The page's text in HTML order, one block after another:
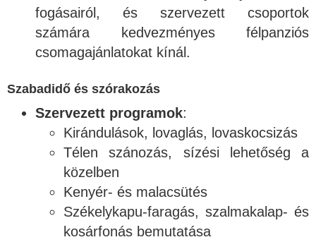
fogásairól, és szervezett csoportok
számára kedvezményes félpanziós
csomagajánlatokat kínál.
Szabadidő és szórakozás
Szervezett programok:
Kirándulások, lovaglás, lovaskocsizás
Télen szánozás, sízési lehetőség a
közelben
Kenyér- és malacsütés
Székelykapu-faragás, szalmakalap- és
kosárfonás bemutatása